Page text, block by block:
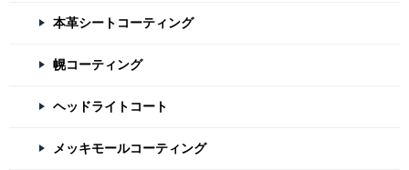
本革シートコーティング
幌コーティング
ヘッドライトコート
メッキモールコーティング